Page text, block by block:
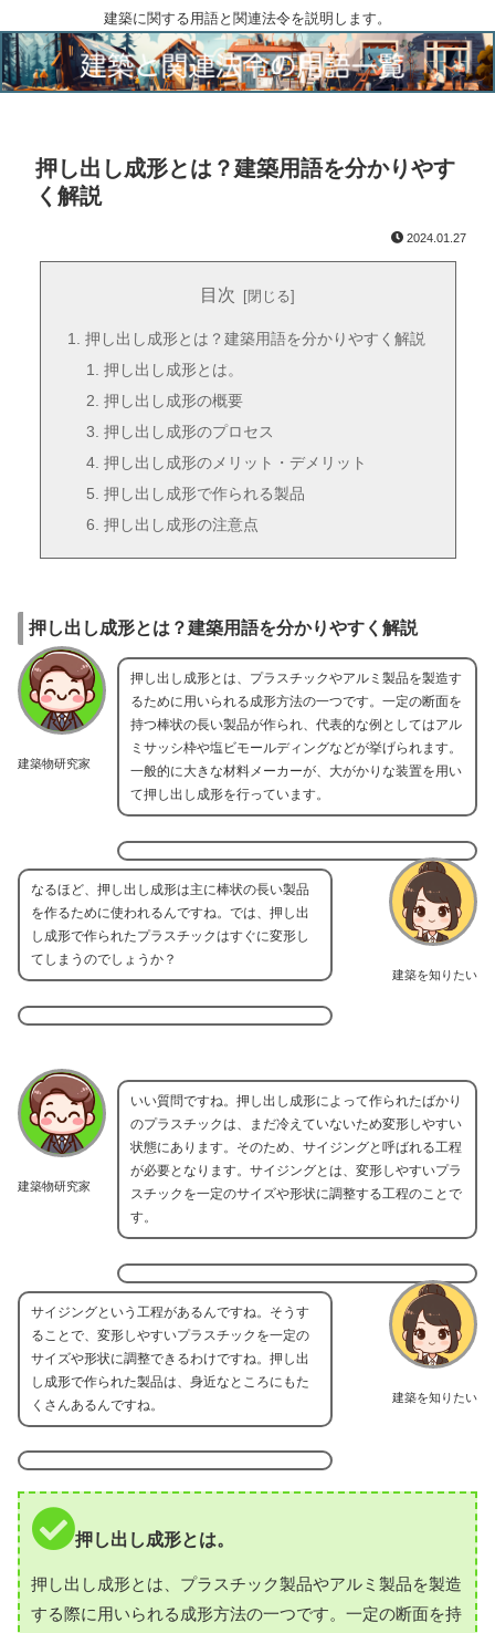
建築に関する用語と関連法令を説明します。
押し出し成形とは？建築用語を分かりやす
く解説
2024.01.27
目次
押し出し成形とは？建築用語を分かりやすく解説
押し出し成形とは。
押し出し成形の概要
押し出し成形のプロセス
押し出し成形のメリット・デメリット
押し出し成形で作られる製品
押し出し成形の注意点
押し出し成形とは？建築用語を分かりやすく解説
建築物研究家
押し出し成形とは、プラスチックやアルミ製品を製造す
るために用いられる成形方法の一つです。一定の断面を
持つ棒状の長い製品が作られ、代表的な例としてはアル
ミサッシ枠や塩ビモールディングなどが挙げられます。
一般的に大きな材料メーカーが、大がかりな装置を用い
て押し出し成形を行っています。
建築を知りたい
なるほど、押し出し成形は主に棒状の長い製品
を作るために使われるんですね。では、押し出
し成形で作られたプラスチックはすぐに変形し
てしまうのでしょうか？
建築物研究家
いい質問ですね。押し出し成形によって作られたばかり
のプラスチックは、まだ冷えていないため変形しやすい
状態にあります。そのため、サイジングと呼ばれる工程
が必要となります。サイジングとは、変形しやすいプラ
スチックを一定のサイズや形状に調整する工程のことで
す。
建築を知りたい
サイジングという工程があるんですね。そうす
ることで、変形しやすいプラスチックを一定の
サイズや形状に調整できるわけですね。押し出
し成形で作られた製品は、身近なところにもた
くさんあるんですね。
押し出し成形とは。
押し出し成形とは、プラスチック製品やアルミ製品を製造
する際に用いられる成形方法の一つです。一定の断面を持